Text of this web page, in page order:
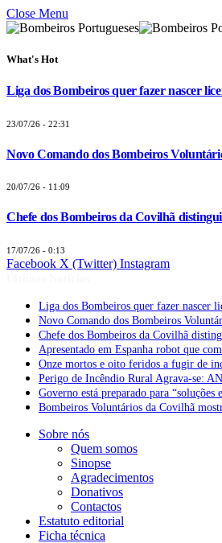
Close Menu
What's Hot
Liga dos Bombeiros quer fazer nascer
23/07/26 - 22:31
Novo Comando dos Bombeiros
20/07/26 - 11:09
Chefe dos Bombeiros da Covilhã
17/07/26 - 0:13
Facebook X (Twitter) Instagram
Liga dos Bombeiros quer fazer nascer
Novo Comando dos Bombeiros
Chefe dos Bombeiros da Covilhã
Apresentado em Espanha robot que
Onze mortos e oito feridos a fugir de
Perigo de Incêndio Rural Agrava-se:
Governo está preparado para
Bombeiros Voluntários da Covilhã
Sobre nós
Quem somos
Sinopse
Agradecimentos
Donativos
Contactos
Estatuto editorial
Ficha técnica